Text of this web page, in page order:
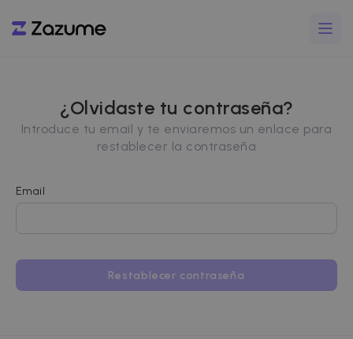
¿Olvidaste tu contraseña?
Introduce tu email y te enviaremos un enlace para
restablecer la contraseña
Email
Restablecer contraseña